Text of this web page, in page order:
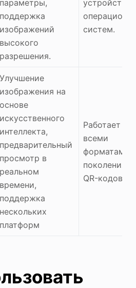
параметры,
поддержка
изображений
высокого
разрешения.
устройств и
систем.
Улучшение
изображения на
основе
искусственного
интеллекта,
предварительный
просмотр в
реальном
времени,
поддержка
нескольких
платформ
Работает со
всеми
форматами
QR-кодов.